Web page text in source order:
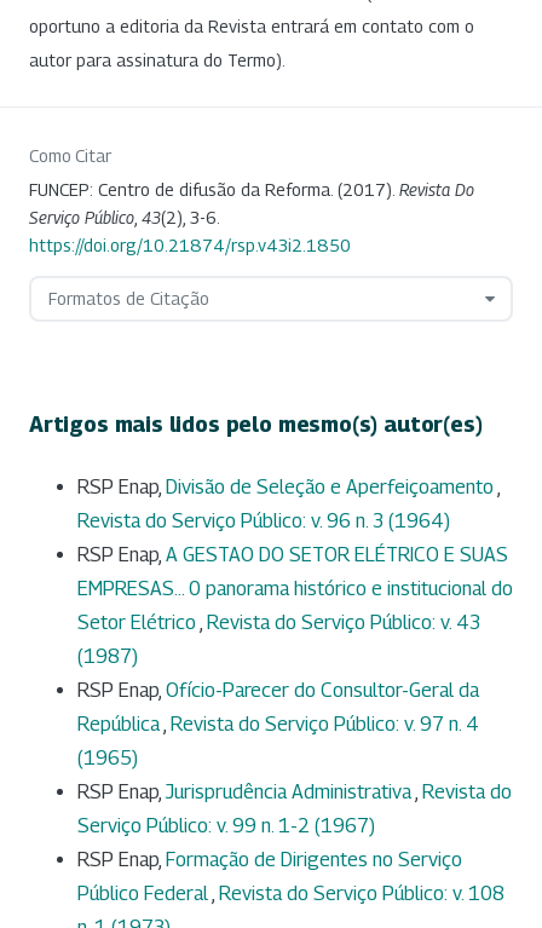
oportuno a editoria da Revista entrará em contato com o
autor para assinatura do Termo).
Como Citar
FUNCEP: Centro de difusão da Reforma. (2017). Revista Do
Serviço Público 43(2), 3-6.
https://doi.org/10.21874/rsp.v43i2.1850
Formatos de Citação
Artigos mais lidos pelo mesmo(s) autor(es)
RSP Enap, Divisão de Seleção e Aperfeiçoamento ,
Revista do Serviço Público: v. 96 n. 3 (1964)
RSP Enap, A GESTAO DO SETOR ELÉTRICO E SUAS
EMPRESAS... 0 panorama histórico e institucional do
Setor Elétrico , Revista do Serviço Público: v. 43
(1987)
RSP Enap, Ofício-Parecer do Consultor-Geral da
República, Revista do Serviço Público: v. 97 n. 4
(1965)
RSP Enap,Jurisprudência Administrativa, Revista do
Serviço Público: v. 99 n. 1-2 (1967)
RSP Enap, Formação de Dirigentes no Serviço
Público Federal, Revista do Serviço Público: v. 108